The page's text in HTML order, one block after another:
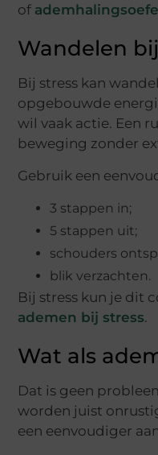
of
Wandelen
Bij stress kan
opgebouwde
wil vaak actie. Een
beweging zonder
Gebruik een
3 stappen in;
5 stappen uit;
schouders
blik verzachten.
Bij stress kun je dit
ademen bij stress.
Wat als
Dat is geen
worden juist
een eenvoudiger